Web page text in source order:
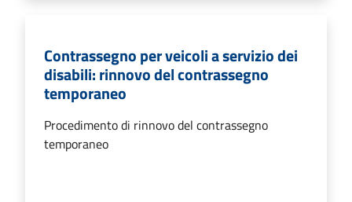
Contrassegno per veicoli a servizio dei
disabili: rinnovo del contrassegno
temporaneo
Procedimento di rinnovo del contrassegno
temporaneo